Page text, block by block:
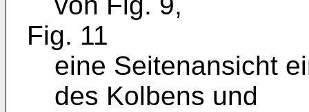
Fig. 11
eine Seitenansicht
des Kolbens und